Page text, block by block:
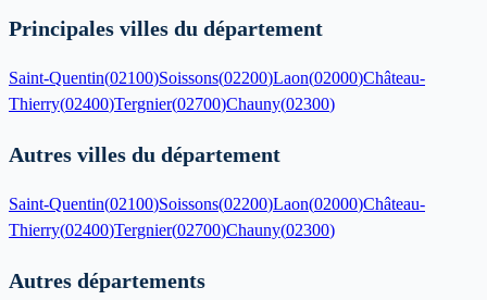
Principales villes du département
Saint-Quentin(02100)Soissons(02200)Laon(02000)Château-
Thierry(02400)Tergnier(02700)Chauny(02300)
Autres villes du département
Saint-Quentin(02100)Soissons(02200)Laon(02000)Château-
Thierry(02400)Tergnier(02700)Chauny(02300)
Autres départements